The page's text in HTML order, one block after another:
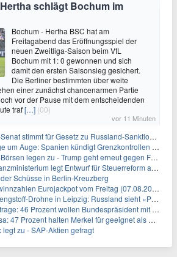
schlägt Bochum im
Bochum - Hertha BSC hat am
Freitagabend das Eröffnungsspiel der
neuen Zweitliga-Saison beim VfL
Bochum mit 1: 0 gewonnen und sich
damit den ersten Saisonsieg gesichert.
Die Berliner bestimmten über weite
einer zunächst chancenarmen Partie
vor der Pause mit dem entscheidenden
traf[…] (00)
vor 11 Minuten
stimmt für Gesetz zu Russland-Sanktionen
um Auge: Spanien kündigt Grenzkontrollen zu Italien an
legen zu - Trump geht erneut gegen Fed-Gouverneurin vor
legt Entwurf für Steuerreform ab 2027 vor
Schüsse in Berlin-Kreuzberg
Eurojackpot vom Freitag (07.08.2026)
Drohne in Leipzig: Russland sieht «Provokation»
46 Prozent wollen Bundespräsident mit Politik-Erfahrung
47 Prozent halten Merkel für geeignet als Bundespräsidentin
legt zu - SAP-Aktien gefragt